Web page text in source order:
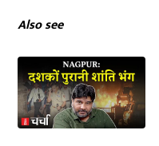
Also see